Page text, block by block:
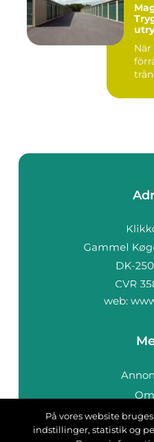
web:
På vores website
indstillinger, statistik og